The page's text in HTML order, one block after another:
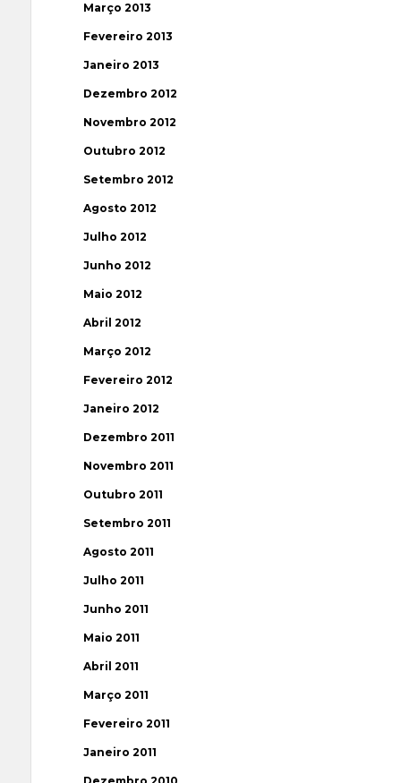
Março 2013
Fevereiro 2013
Janeiro 2013
Dezembro 2012
Novembro 2012
Outubro 2012
Setembro 2012
Agosto 2012
Julho 2012
Junho 2012
Maio 2012
Abril 2012
Março 2012
Fevereiro 2012
Janeiro 2012
Dezembro 2011
Novembro 2011
Outubro 2011
Setembro 2011
Agosto 2011
Julho 2011
Junho 2011
Maio 2011
Abril 2011
Março 2011
Fevereiro 2011
Janeiro 2011